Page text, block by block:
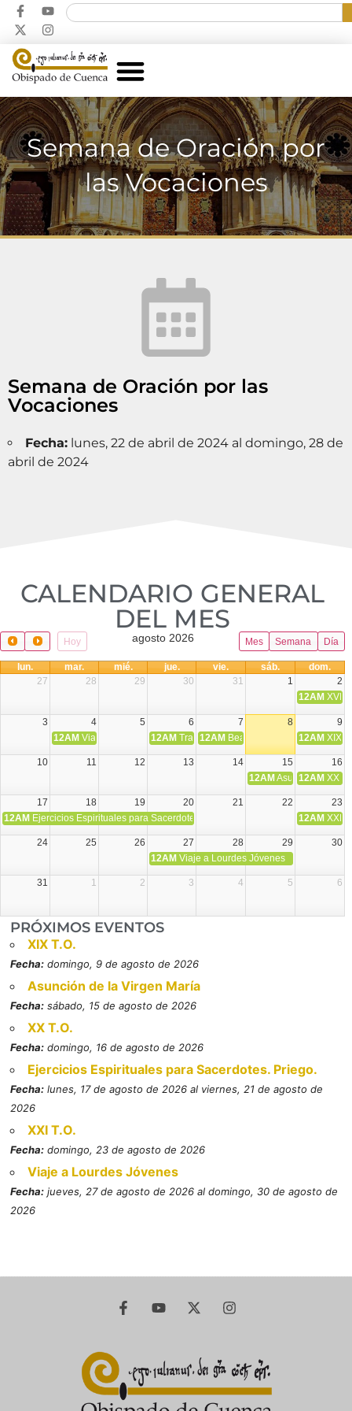
Semana de Oración por
las Vocaciones
Semana de Oración por las
Vocaciones
Fecha: lunes, 22 de abril de 2024 al domingo, 28 de
abril de 2024
CALENDARIO GENERAL
DEL MES​
Hoy Mes Semana Día
agosto 2026
lun. mar. mié. jue. vie. sáb.
dom.
27
28 29 30 31 1
2
12AM XVIII
3 4 5 6 7 8
9
12AM Viaje Diocesano a Japón.
12AM Transfiguración del Señor
12AM Beatos Cruz Laplana,
12AM XIX
10 11 12 13 14 15
16
12AM Asunción de la
12AM XX
17 18 19 20 21 22
23
12AM Ejercicios Espirituales para Sacerdotes. Priego. 12AM XXI
24 25 26 27 28 29
30
12AM Viaje a Lourdes Jóvenes
31 1 2 3 4 5 6
PRÓXIMOS EVENTOS
XIX T.O.
Fecha: domingo, 9 de agosto de 2026
Asunción de la Virgen María
Fecha: sábado, 15 de agosto de 2026
XX T.O.
Fecha: domingo, 16 de agosto de 2026
Ejercicios Espirituales para Sacerdotes. Priego.
Fecha: lunes, 17 de agosto de 2026 al viernes, 21 de agosto de
2026
XXI T.O.
Fecha: domingo, 23 de agosto de 2026
Viaje a Lourdes Jóvenes
Fecha: jueves, 27 de agosto de 2026 al domingo, 30 de agosto de
2026